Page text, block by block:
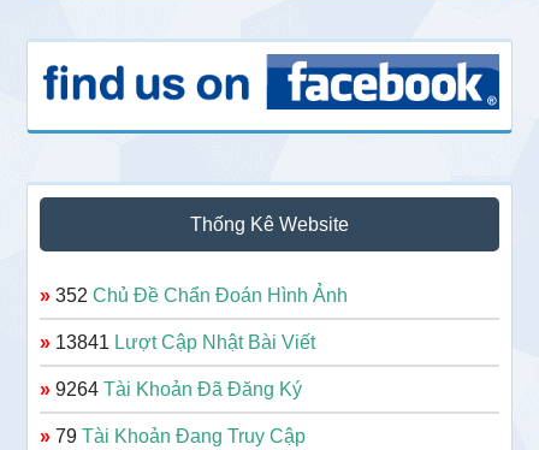
Thống Kê Website
» 352Chủ Đề Chẩn Đoán Hình Ảnh
» 13841 Lượt Cập Nhật Bài Viết
» 9264Tài Khoản Đã Đăng Ký
» 79Tài Khoản Đang Truy Cập